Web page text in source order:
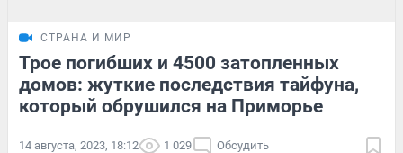
СТРАНА И МИР
Трое погибших и 4500 затопленных
домов: жуткие последствия тайфуна,
который обрушился на Приморье
14 августа, 2023, 18:12 1 029 Обсудить